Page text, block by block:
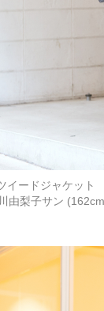
イードジャケット
由梨子サン